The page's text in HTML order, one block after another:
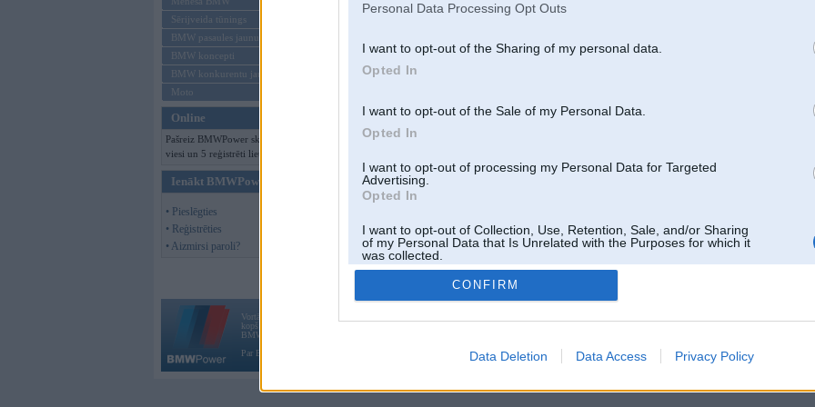
Personal Data Processing Opt Outs
I want to opt-out of the Sharing of my personal data.
Opted In
I want to opt-out of the Sale of my Personal Data.
Opted In
I want to opt-out of processing my Personal Data for Targeted
Advertising.
Opted In
I want to opt-out of Collection, Use, Retention, Sale, and/or Sharing
of my Personal Data that Is Unrelated with the Purposes for which it
was collected.
Opted Out
CONFIRM
Data Deletion Data Access Privacy Policy
Sērijveida tūnings
BMW pasaules jaunumi
BMW koncepti
BMW konkurentu jaunumi
Moto
Online
Pašreiz BMWPower skatās 181
viesi un 5 reģistrēti lietotāji.
Ienākt BMWPower
• Pieslēgties
• Reģistrēties
• Aizmirsi paroli?
Ziņojumi forumā:
Vortāls BMWPower.lv darbojas
kopš 2002. gada 14. maija. Tas nav auto klubs un nav saistīts ar
BMW AG.
Par BMWPower